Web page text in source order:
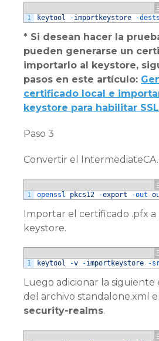
1 keytool -importkeystore -
* Si desean hacer la
pueden generarse un
importarlo al keystore,
pasos en este artículo:
certificado local e
keystore para habilitar
Paso 3
Convertir el
1 openssl pkcs12 -export -out
Importar el certificado .pfx
keystore.
1 keytool -v -importkeystore -
Luego adicionar la
del archivo standalone.xml
security-realms.